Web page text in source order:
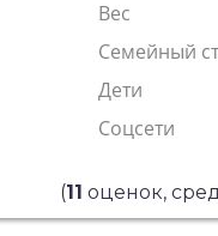
Вес
Семейный
Дети
Соцсети
(11 оценок,